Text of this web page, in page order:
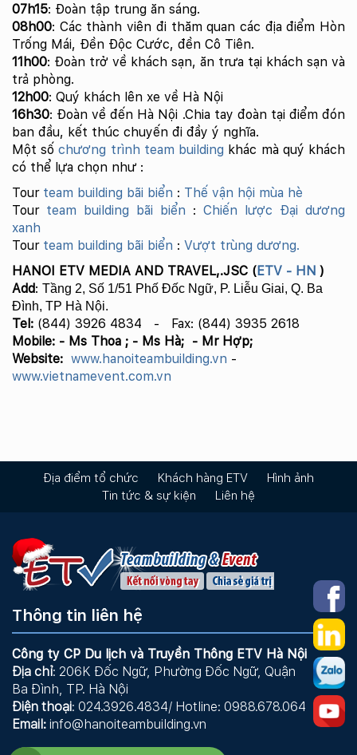
07h15: Đoàn tập trung ăn sáng.
08h00: Các thành viên đi thăm quan các địa điểm Hòn
Trống Mái, Đền Độc Cước, đền Cô Tiên.
11h00: Đoàn trở về khách sạn, ăn trưa tại khách sạn và
trả phòng.
12h00: Quý khách lên xe về Hà Nội
16h30: Đoàn về đến Hà Nội .Chia tay đoàn tại điểm đón
ban đầu, kết thúc chuyến đi đầy ý nghĩa.
Một sốchương trình team building khác mà quý khách
có thể lựa chọn như :
Tour team building bãi biển : Thế vận hội mùa hè
Tour team building bãi biển : Chiến lược Đại dương
xanh
Tour team building bãi biển : Vượt trùng dương.
HANOI ETV MEDIA AND TRAVEL,.JSC (ETV - HN )
Add: Tầng 2, Số 1/51 Phố Đốc Ngữ, P. Liễu Giai, Q. Ba
Đình, TP Hà Nội.
Tel: (844) 3926 4834 -
Fax: (844) 3935 2618
Mobile: - Ms Thoa ; - Ms Hà; - Mr Hợp;
Website: www.hanoiteambuilding.vn -
www.vietnamevent.com.vn
Địa điểm tổ chức Khách hàng ETV
Hình ảnh
Tin tức & sự kiện
Liên hệ
Thông tin liên hệ
Công ty CP Du lịch và Truyền Thông ETV Hà Nội
Địa chỉ: 206K Đốc Ngữ, Phường Đốc Ngữ, Quận
Ba Đình, TP. Hà Nội
Điện thoại: 024.3926.4834/ Hotline: 0988.678.064
Email: info@hanoiteambuilding.vn